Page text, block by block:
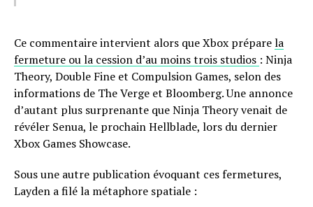
Ce commentaire intervient alors que Xbox préparela
fermeture ou la cession d’au moins trois studios : Ninja
Theory, Double Fine et Compulsion Games, selon des
informations de The Verge et Bloomberg. Une annonce
d’autant plus surprenante que Ninja Theory venait de
révéler Senua, le prochain Hellblade, lors du dernier
Xbox Games Showcase.
Sous une autre publication évoquant ces fermetures,
Layden a filé la métaphore spatiale :